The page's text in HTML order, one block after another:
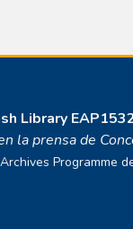
Library
la prensa de